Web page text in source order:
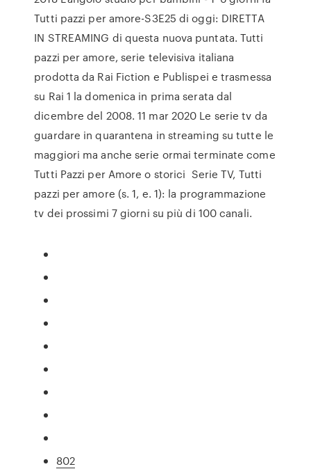
Tutti pazzi per amore-S3E25 di oggi: DIRETTA
IN STREAMING di questa nuova puntata. Tutti
pazzi per amore, serie televisiva italiana
prodotta da Rai Fiction e Publispei e trasmessa
su Rai 1 la domenica in prima serata dal
dicembre del 2008. 11 mar 2020 Le serie tv da
guardare in quarantena in streaming su tutte le
maggiori ma anche serie ormai terminate come
Tutti Pazzi per Amore o storici Serie TV, Tutti
pazzi per amore (s. 1, e. 1): la programmazione
tv dei prossimi 7 giorni su più di 100 canali.
802